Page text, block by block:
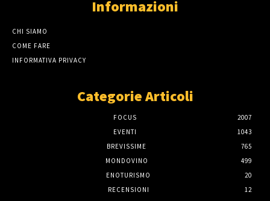
Informazioni
CHI SIAMO
COME FARE
INFORMATIVA PRIVACY
Categorie Articoli
FOCUS
2007
EVENTI
1043
BREVISSIME
765
MONDOVINO
499
ENOTURISMO
20
RECENSIONI
12